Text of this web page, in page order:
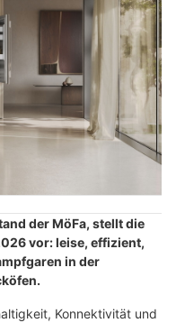
der MöFa, stellt die
vor: leise, effizient,
in der
Konnektivität und